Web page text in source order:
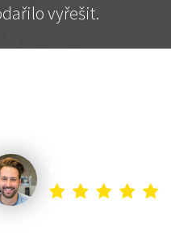
vyřešit.